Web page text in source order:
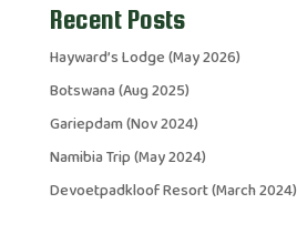
Recent Posts
Hayward’s Lodge (May 2026)
Botswana (Aug 2025)
Gariepdam (Nov 2024)
Namibia Trip (May 2024)
Devoetpadkloof Resort (March 2024)